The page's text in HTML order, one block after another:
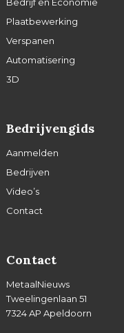
Plaatbewerking
Verspanen
Automatisering
3D
Bedrijvengids
Aanmelden
Bedrijven
Video’s
Contact
Contact
MetaalNieuws
Tweelingenlaan 51
7324 AP Apeldoorn